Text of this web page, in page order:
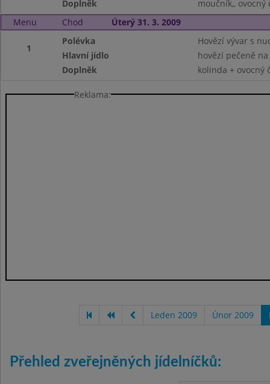
Doplněk
moučník,, ovocný
Menu
Chod Úterý 31. 3. 2009
1
Polévka
Hovězí vývar s
Hlavní jídlo
hovězí pečeně
Doplněk
kolinda + ovocný
Reklama:
Leden 2009 Únor 2009
Přehled zveřejněných jídelníčků: